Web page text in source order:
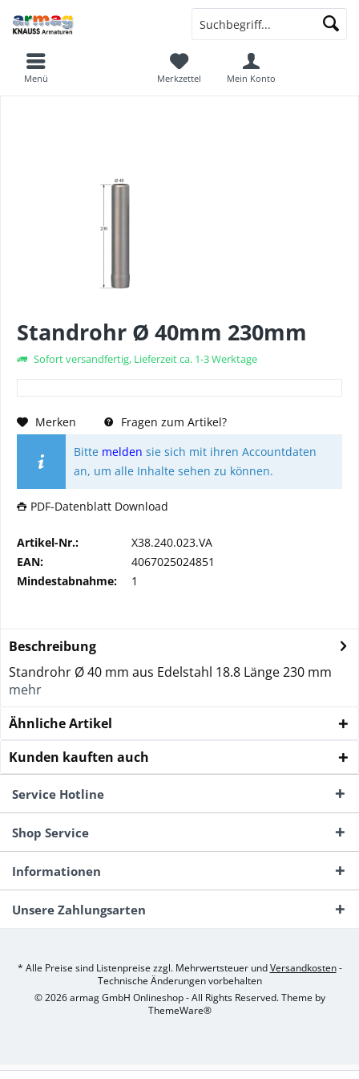
Merkzettel Mein Konto
Menü
Standrohr Ø 40mm 230mm
Sofort versandfertig, Lieferzeit ca. 1-3 Werktage
Merken
Fragen zum Artikel?
Bitte melden sie sich mit ihren Accountdaten
an, um alle Inhalte sehen zu können.
PDF-Datenblatt Download
Artikel-Nr.:
X38.240.023.VA
EAN:
4067025024851
Mindestabnahme:
1
Beschreibung
Standrohr Ø 40 mm aus Edelstahl 18.8 Länge 230 mm
mehr
Ähnliche Artikel
Kunden kauften auch
Service Hotline
Shop Service
Informationen
Unsere Zahlungsarten
* Alle Preise sind Listenpreise zzgl. Mehrwertsteuer undVersandkosten-
Technische Änderungen vorbehalten
© 2026 armag GmbH Onlineshop - All Rights Reserved. Theme by
ThemeWare®